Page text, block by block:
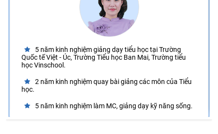
5 năm kinh nghiệm giảng dạy tiểu học tại Trường
Quốc tế Việt - Úc, Trường Tiểu học Ban Mai, Trường tiểu
học Vinschool.
2 năm kinh nghiệm quay bài giảng các môn của Tiểu
học.
5 năm kinh nghiệm làm MC, giảng dạy kỹ năng sống.